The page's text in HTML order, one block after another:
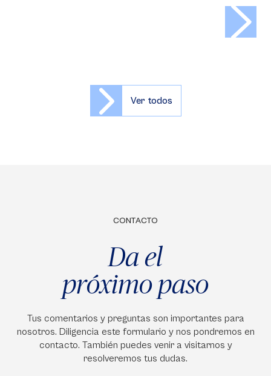
Ver todos
CONTACTO
Da el
próximo paso
Tus comentarios y preguntas son importantes para
nosotros. Diligencia este formulario y nos pondremos en
contacto. También puedes venir a visitarnos y
resolveremos tus dudas.